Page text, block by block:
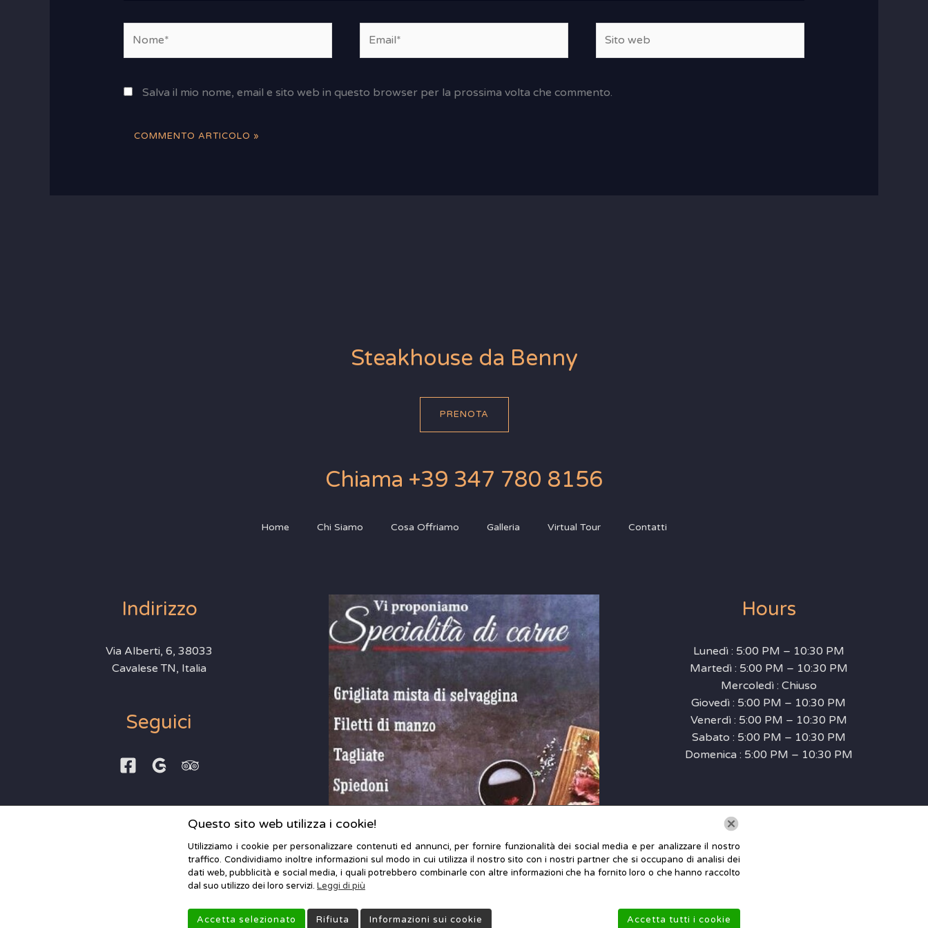
web
Salva il mio nome, email e sito web in questo browser per la prossima volta che commento.
Steakhouse da Benny
PRENOTA
Chiama +39 347 780 8156
Home Chi Siamo Cosa Offriamo Galleria Virtual Tour Contatti
Indirizzo
Via Alberti, 6, 38033
Cavalese TN, Italia
Seguici
Hours
Lunedì : 5:00 PM – 10:30 PM
Martedì : 5:00 PM – 10:30 PM
Mercoledì : Chiuso
Giovedì : 5:00 PM – 10:30 PM
Venerdì : 5:00 PM – 10:30 PM
Sabato : 5:00 PM – 10:30 PM
Domenica : 5:00 PM – 10:30 PM
Creato da Local Web – Agenzia Web Marketing MilanoCopyrights © 2022 Ristorante Steakhouse da Benny - P. IVA 01412740225 | Tutti i diritti riservati.
Questo sito web utilizza i cookie!
Utilizziamo i cookie per personalizzare contenuti ed annunci, per fornire funzionalità dei social media e per analizzare il nostro
traffico. Condividiamo inoltre informazioni sul modo in cui utilizza il nostro sito con i nostri partner che si occupano di analisi dei
dati web, pubblicità e social media, i quali potrebbero combinarle con altre informazioni che ha fornito loro o che hanno raccolto
dal suo utilizzo dei loro servizi. Leggi di più
Accetta selezionato Rifiuta Informazioni sui cookie Accetta tutti i cookie